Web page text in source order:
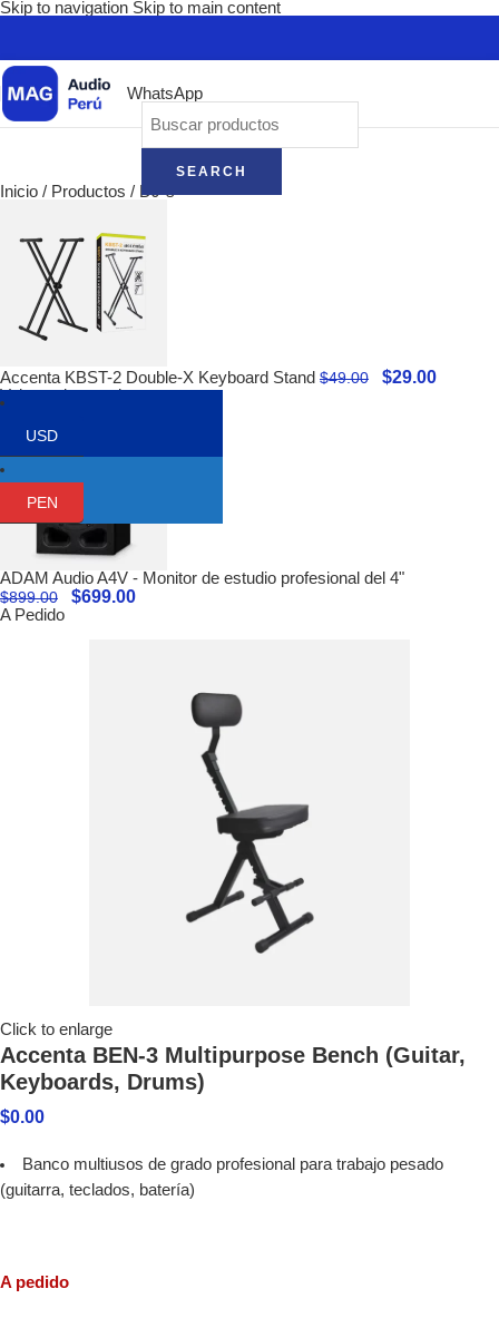
Skip to navigation Skip to main content
WhatsApp
SEARCH
Inicio / Productos / DJ´s
Accenta KBST-2 Double-X Keyboard Stand $49.00 $29.00
Volver a los productos
ADAM Audio A4V - Monitor de estudio profesional del 4"
$899.00 $699.00
A Pedido
Click to enlarge
Accenta BEN-3 Multipurpose Bench (Guitar,
Keyboards, Drums)
$0.00
Banco multiusos de grado profesional para trabajo pesado
(guitarra, teclados, batería)
A pedido
USD
PEN